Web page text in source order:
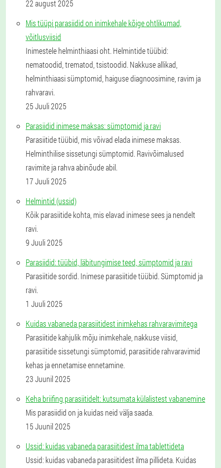
22 august 2025
Mis tüüpi parasiidid on inimkehale kõige ohtlikumad,
võitlusviisid
Inimestele helminthiaasi oht. Helmintide tüübid:
nematoodid, trematod, tsistoodid. Nakkuse allikad,
helminthiaasi sümptomid, haiguse diagnoosimine, ravim ja
rahvaravi.
25 Juuli 2025
Parasiidid inimese maksas: sümptomid ja ravi
Parasiitide tüübid, mis võivad elada inimese maksas.
Helminthilise sissetungi sümptomid. Ravivõimalused
ravimite ja rahva abinõude abil.
17 Juuli 2025
Helmintid (ussid)
Kõik parasiitide kohta, mis elavad inimese sees ja nendelt
ravi.
9 Juuli 2025
Parasiidid: tüübid, läbitungimise teed, sümptomid ja ravi
Parasiitide sordid. Inimese parasiitide tüübid. Sümptomid ja
ravi.
1 Juuli 2025
Kuidas vabaneda parasiitidest inimkehas rahvaravimitega
Parasiitide kahjulik mõju inimkehale, nakkuse viisid,
parasiitide sissetungi sümptomid, parasiitide rahvaravimid
kehas ja ennetamise ennetamine.
23 Juunil 2025
Keha briifing parasiitidelt: kutsumata külalistest vabanemine
Mis parasiidid on ja kuidas neid välja saada.
15 Juunil 2025
Ussid: kuidas vabaneda parasiitidest ilma tablettideta
Ussid: kuidas vabaneda parasiitidest ilma pillideta. Kuidas